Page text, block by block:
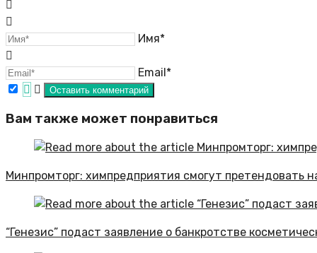
Имя*
Email*
Вам также может понравиться
Минпромторг: химпредприятия смогут претендовать
“Генезис” подаст заявление о банкротстве